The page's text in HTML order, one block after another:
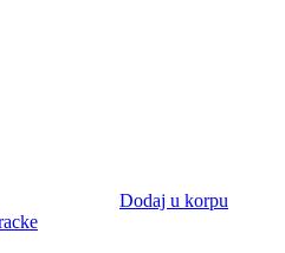
Dodaj u korpu